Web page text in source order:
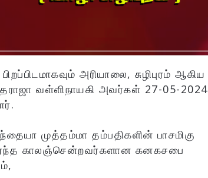
அரியாலை, சுழிபுரம் ஆகிய
வள்ளிநாயகி அவர்கள் 27-05-2024
முத்தம்மா தம்பதிகளின் பாசமிகு
காலஞ்சென்றவர்களான கனகசபை